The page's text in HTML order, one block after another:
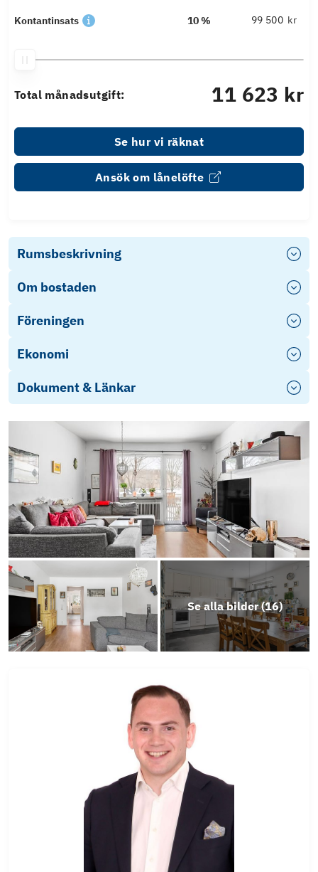
Kontantinsats 10 % kr
Total månadsutgift: 11 623 kr
Se hur vi räknat
Ansök om lånelöfte
Rumsbeskrivning
Om bostaden
Föreningen
Ekonomi
Dokument & Länkar
Se alla bilder (16)